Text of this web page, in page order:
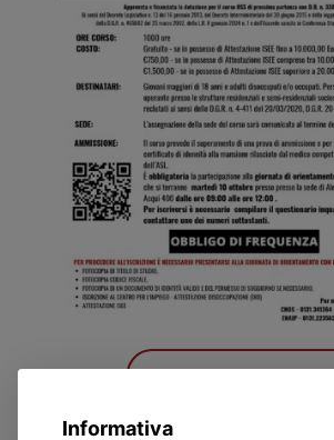
Informativa